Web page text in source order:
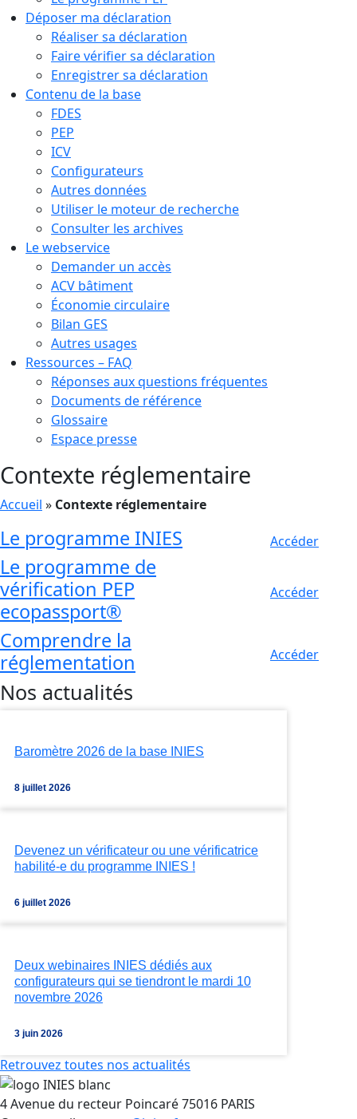
Déposer ma déclaration
Réaliser sa déclaration
Faire vérifier sa déclaration
Enregistrer sa déclaration
Contenu de la base
FDES
PEP
ICV
Configurateurs
Autres données
Utiliser le moteur de recherche
Consulter les archives
Le webservice
Demander un accès
ACV bâtiment
Économie circulaire
Bilan GES
Autres usages
Ressources – FAQ
Réponses aux questions fréquentes
Documents de référence
Glossaire
Espace presse
Contexte réglementaire
Accueil » Contexte réglementaire
Le programme INIES Accéder
Le programme de
vérification PEP
ecopassport®
Accéder
Comprendre la
réglementation
Accéder
Nos actualités
Baromètre 2026 de la base INIES
8 juillet 2026
Devenez un vérificateur ou une vérificatrice
habilité-e du programme INIES !
6 juillet 2026
Deux webinaires INIES dédiés aux
configurateurs qui se tiendront le mardi 10
novembre 2026
3 juin 2026
Retrouvez toutes nos actualités
4 Avenue du recteur Poincaré 75016 PARIS